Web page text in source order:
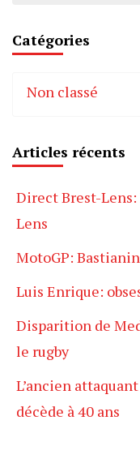
Catégories
Non classé
Articles récents
Direct Brest-Lens:
Lens
MotoGP:
Luis Enrique:
Disparition de
le rugby
L’ancien
décède à 40 ans